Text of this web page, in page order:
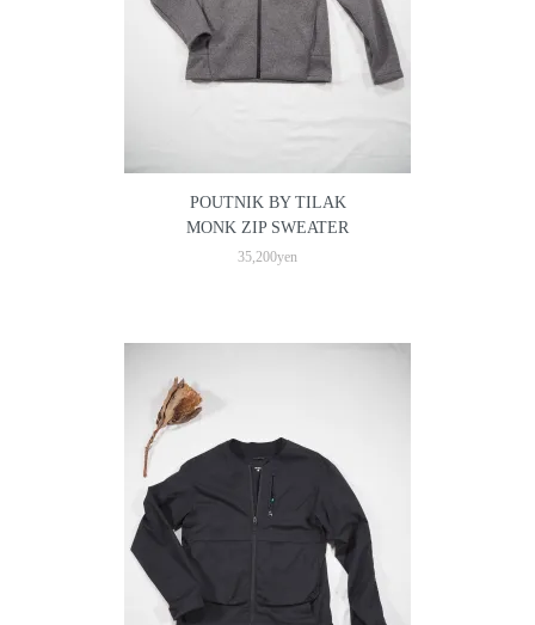
POUTNIK BY TILAK
MONK ZIP SWEATER
35,200yen